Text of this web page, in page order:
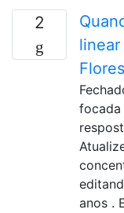
2
focada
anos .